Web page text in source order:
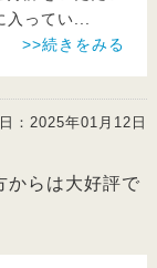
入ってい
>>続きをみる
： 2025年01月12日
からは大好評で